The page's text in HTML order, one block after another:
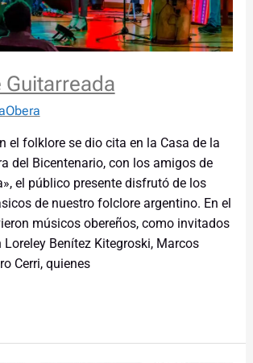
Guitarreada
el folklore se dio cita en la Casa de la
del Bicentenario, con los amigos de
el público presente disfrutó de los
de nuestro folclore argentino. En el
músicos obereños, como invitados
Benítez Kitegroski, Marcos
Cerri, quienes